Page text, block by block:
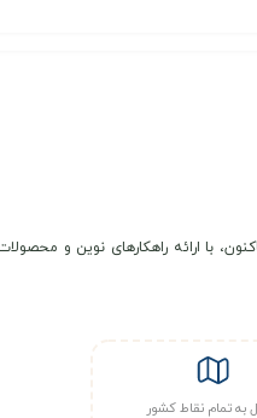
با ارائه راهکارهای نوین و
به تمام نقاط کشور